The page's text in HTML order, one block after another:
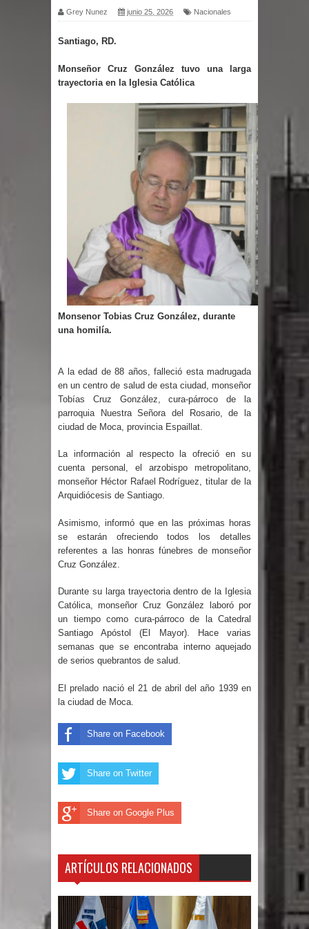
por un delicado problema cardíaco
dominicanos a unirse para sacar al
PRM del Gobierno
Tres detenidos tras detectarse una
presunta estafa contra el
Ayuntamiento de Santiago
PRM votará “por aclamación” a sus
nuevas autoridades
El expresidente peruano Ollanta
Humala queda en libertad tras la
lavado
DIGEIG y Liga Municipal Dominicana
impulsan nuevas metas de
transparencia a través SISMAP
La Fiscalía de Bolivia ordena la
detención del expresidente Evo
Calor extremo para este jueves en
gran parte del territorio nacional
Miles de marroquíes cruzan la
frontera en masa para entrar a
España
sobre horarios de venta de alcohol
vigente desde 2006 y exige ley del
Presidente LMD Víctor D´Aza
supervisa obra relleno sanitario y se
reúne con alcalde San Cristóbal
Grey Nunez junio 25, 2026 Nacionales
Santiago, RD.
Monseñor Cruz González tuvo una larga
trayectoria en la Iglesia Católica
Monsenor Tobias Cruz González, durante
una homilía.
A la edad de 88 años, falleció esta madrugada
en un centro de salud de esta ciudad, monseñor
Tobías Cruz González, cura-párroco de la
parroquia Nuestra Señora del Rosario, de la
ciudad de Moca, provincia Espaillat.
La información al respecto la ofreció en su
cuenta personal, el arzobispo metropolitano,
monseñor Héctor Rafael Rodríguez, titular de la
Arquidiócesis de Santiago.
Asimismo, informó que en las próximas horas
se estarán ofreciendo todos los detalles
referentes a las honras fúnebres de monseñor
Cruz González.
Durante su larga trayectoria dentro de la Iglesia
Católica, monseñor Cruz González laboró por
un tiempo como cura-párroco de la Catedral
Santiago Apóstol (El Mayor). Hace varias
semanas que se encontraba interno aquejado
de serios quebrantos de salud.
El prelado nació el 21 de abril del año 1939 en
la ciudad de Moca.
Share on Facebook
Share on Twitter
Share on Google Plus
ARTÍCULOS RELACIONADOS